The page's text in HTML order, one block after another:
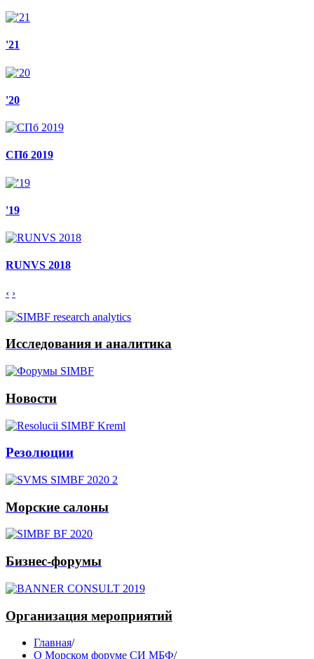
'21
'20
СПб 2019
'19
RUNVS 2018
‹ ›
Исследования и аналитика
Новости
Резолюции
Морские салоны
Бизнес-форумы
Организация мероприятий
Главная/
О Морском форуме СИ МБФ/